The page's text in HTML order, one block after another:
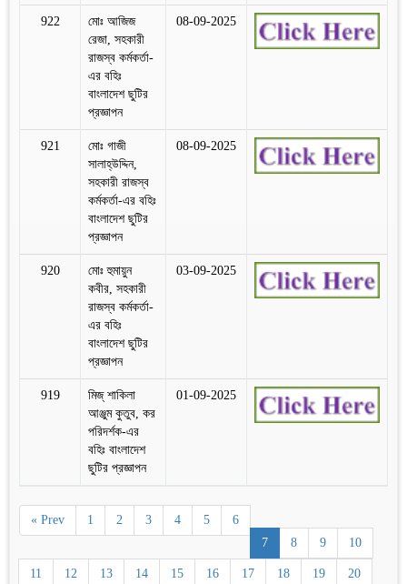
922
মোঃ আজিজ
রেজা, সহকারী
রাজস্ব কর্মকর্তা-
এর বহিঃ
বাংলাদেশ ছুটির
প্রজ্ঞাপন
08-09-2025
921
মোঃ গাজী
সালাহ্‌উদ্দিন,
সহকারী রাজস্ব
কর্মকর্তা-এর বহিঃ
বাংলাদেশ ছুটির
প্রজ্ঞাপন
08-09-2025
920
মোঃ হুমায়ুন
কবীর, সহকারী
রাজস্ব কর্মকর্তা-
এর বহিঃ
বাংলাদেশ ছুটির
প্রজ্ঞাপন
03-09-2025
919
মিজ্ শাকিলা
আঞ্জুম কুতুব, কর
পরিদর্শক-এর
বহিঃ বাংলাদেশ
ছুটির প্রজ্ঞাপন
01-09-2025
« Prev 1 2 3 4 5
6
7
8 9 10
11 12 13 14 15 16 17 18 19 20